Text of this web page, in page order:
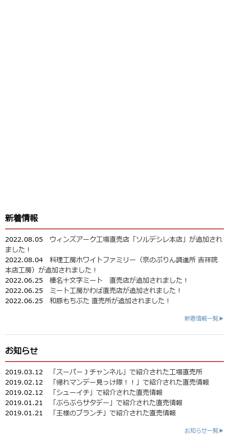
新着情報
2022.08.05 ウィンズアーク工場直売店「ソルデシレ本店」が追加され
ました！
2022.08.04 料理工房ホワイトファミリー（京のぷりん調進所 吉祥院
本店工房）が追加されました！
2022.06.25 榛名十文字ミート 直売店が追加されました！
2022.06.25 ミート工房かわば直売店が追加されました！
2022.06.25 和豚もちぶた 直売所が追加されました！
新着情報一覧▶
お知らせ
2019.03.12
「スーパーＪチャンネル」で紹介された工場直売所
2019.02.12
「帰れマンデー見っけ隊！！」で紹介された直売情報
2019.02.12
「シューイチ」で紹介された直売情報
2019.01.21
「ぶらぶらサタデー」で紹介された直売情報
2019.01.21
「王様のブランチ」で紹介された直売情報
お知らせ一覧▶